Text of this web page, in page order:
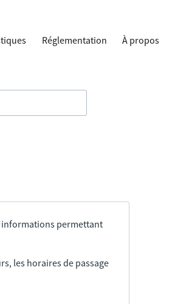
Réglementation À propos
informations permettant
les horaires de passage